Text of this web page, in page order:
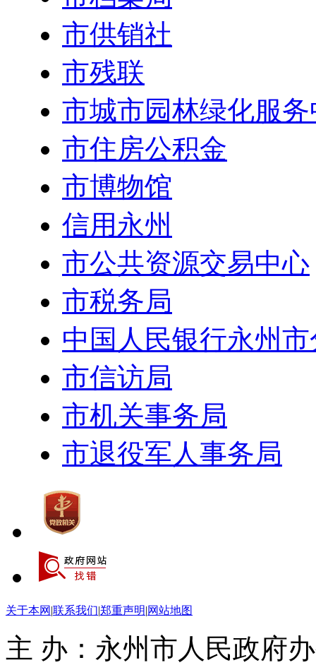
市供销社
市残联
市城市园林绿化服
市住房公积金
市博物馆
信用永州
市公共资源交易中心
市税务局
中国人民银行永州
市信访局
市机关事务局
市退役军人事务局
关于本网 |联系我们|郑重声明|网站地图
主 办：永州市人民政府